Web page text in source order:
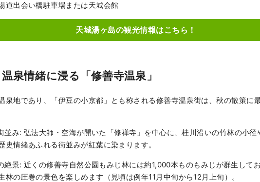
道出会い橋駐車場または天城会館
天城湯ヶ島の観光情報はこちら！
泉情緒に浸る「修善寺温泉」
泉地であり、「伊豆の小京都」とも称される修善寺温泉街は、秋の散策に
並み: 弘法大師・空海が開いた「修禅寺」を中心に、桂川沿いの竹林の小径
史情緒あふれる街並みが紅葉に染まります。
絶景: 近くの修善寺自然公園もみじ林には約1,000本ものもみじが群生して
林の圧巻の景色を楽しめます（見頃は例年11月中旬から12月上旬）。